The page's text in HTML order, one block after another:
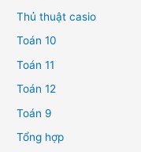
Thủ thuật casio
Toán 10
Toán 11
Toán 12
Toán 9
Tổng hợp